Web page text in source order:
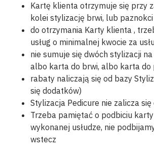
Kartę klienta otrzymuje się przy
kolei stylizację brwi, lub paznokci
do otrzymania Karty klienta ,
usług o minimalnej kwocie za
nie sumuje się dwóch stylizacji
albo karta do brwi, albo karta do
rabaty naliczają się od bazy
się dodatków)
Stylizacja Pedicure nie zalicza
Trzeba pamiętać o podbiciu
wykonanej usłudze, nie
wstecz